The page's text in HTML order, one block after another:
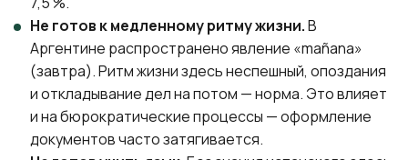
Не готов к медленному ритму жизни.В
Аргентине распространено явление «mañana»
(завтра). Ритм жизни здесь неспешный, опоздания
и откладывание дел на потом — норма. Это влияет
и на бюрократические процессы — оформление
документов часто затягивается.